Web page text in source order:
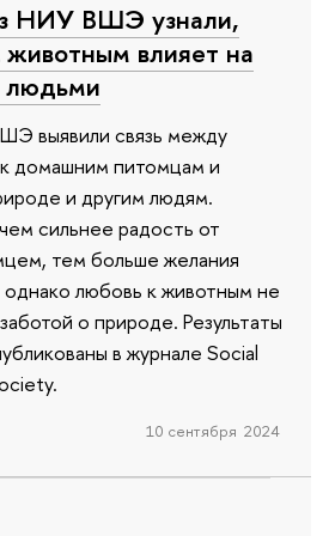
НИУ ВШЭ узнали,
животным влияет на
людьми
выявили связь между
домашним питомцам и
и другим людям.
сильнее радость от
тем больше желания
любовь к животным не
о природе. Результаты
в журнале Social
10 сентября 2024